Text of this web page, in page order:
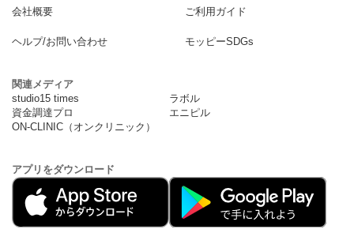
会社概要 ご利用ガイド
ヘルプ/お問い合わせ モッピーSDGs
関連メディア
studio15 times
ラボル
資金調達プロ
エニピル
ON-CLINIC（オンクリニック）
アプリをダウンロード